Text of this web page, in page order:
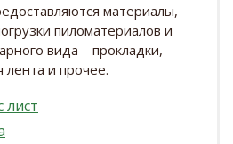
материалы,
пиломатериалов и
вида – прокладки,
лента и прочее.
лист